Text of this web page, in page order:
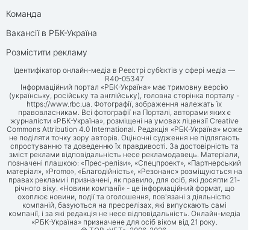
Команда
Вакансії в РБК-Україна
Розмістити рекламу
Ідентифікатор онлайн-медіа в Реєстрі суб’єктів у сфері медіа —
R40-05347
Інформаційний портал «РБК-Україна» має тримовну версію
(українську, російську та англійську), головна сторінка порталу -
https://www.rbc.ua. Фотографії, зображення належать їх
правовласникам. Всі фотографії на Порталі, авторами яких є
журналісти «РБК-Україна», розміщені на умовах ліцензії Creative
Commons Attribution 4.0 International. Редакція «РБК-Україна» може
не поділяти точку зору авторів. Оціночні судження не підлягають
спростуванню та доведенню їх правдивості. За достовірність та
зміст реклами відповідальність несе рекламодавець. Матеріали,
позначені плашкою: «Прес-релізи», «Спецпроект», «Партнерський
матеріал», «Promo», «Благодійність», «Резонанс» розміщуються на
правах реклами і призначені, як правило, для осіб, які досягли 21-
річного віку. «Новини компанії» - це інформаційний формат, що
охоплює новини, події та оголошення, пов'язані з діяльністю
компаній, базуються на пресрелізах, які випускають самі
компанії, і за які редакція не несе відповідальність. Онлайн-медіа
«РБК-Україна» призначене для осіб віком від 21 року.